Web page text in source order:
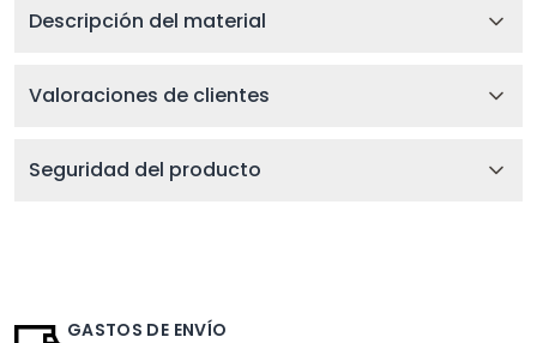
Descripción del material
Valoraciones de clientes
Seguridad del producto
GASTOS DE ENVÍO